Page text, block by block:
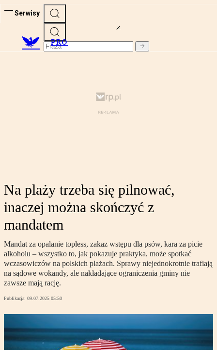
Serwisy
PRO
Na plaży trzeba się pilnować,
inaczej można skończyć z
mandatem
Mandat za opalanie topless, zakaz wstępu dla psów, kara za picie
alkoholu – wszystko to, jak pokazuje praktyka, może spotkać
wczasowiczów na polskich plażach. Sprawy niejednokrotnie trafiają
na sądowe wokandy, ale nakładające ograniczenia gminy nie
zawsze mają rację.
Publikacja: 09.07.2025 05:50